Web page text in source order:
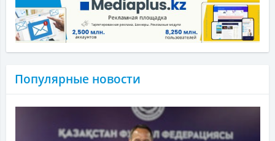
Популярные новости